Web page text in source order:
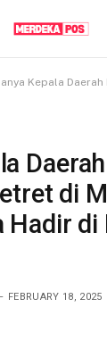
Kepala Daerah Baru Yang Ikuti Retret di
di
Hadir di
FEBRUARY 18, 2025